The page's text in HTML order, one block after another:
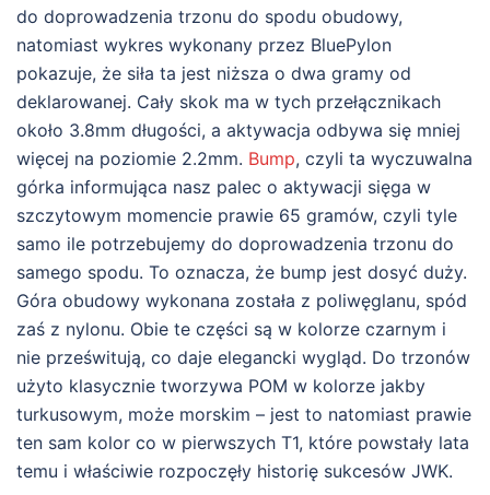
do doprowadzenia trzonu do spodu obudowy,
natomiast wykres wykonany przez BluePylon
pokazuje, że siła ta jest niższa o dwa gramy od
deklarowanej. Cały skok ma w tych przełącznikach
około 3.8mm długości, a aktywacja odbywa się mniej
więcej na poziomie 2.2mm. Bump, czyli ta wyczuwalna
górka informująca nasz palec o aktywacji sięga w
szczytowym momencie prawie 65 gramów, czyli tyle
samo ile potrzebujemy do doprowadzenia trzonu do
samego spodu. To oznacza, że bump jest dosyć duży.
Góra obudowy wykonana została z poliwęglanu, spód
zaś z nylonu. Obie te części są w kolorze czarnym i
nie prześwitują, co daje elegancki wygląd. Do trzonów
użyto klasycznie tworzywa POM w kolorze jakby
turkusowym, może morskim – jest to natomiast prawie
ten sam kolor co w pierwszych T1, które powstały lata
temu i właściwie rozpoczęły historię sukcesów JWK.